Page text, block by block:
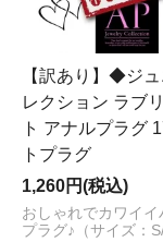
【訳あり】◆ジ
レクション ラブ
ト アナルプラグ
トプラグ
1,260円(税込)
おしゃれでカワイイ
プラグ♪（サイズ：S/